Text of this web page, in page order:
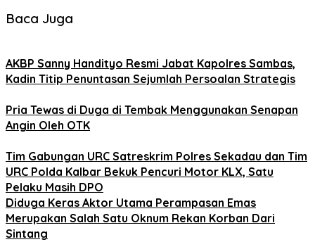
Baca Juga
AKBP Sanny Handityo Resmi Jabat Kapolres Sambas,
Kadin Titip Penuntasan Sejumlah Persoalan Strategis
Pria Tewas di Duga di Tembak Menggunakan Senapan
Angin Oleh OTK
Tim Gabungan URC Satreskrim Polres Sekadau dan Tim
URC Polda Kalbar Bekuk Pencuri Motor KLX, Satu
Pelaku Masih DPO
Diduga Keras Aktor Utama Perampasan Emas
Merupakan Salah Satu Oknum Rekan Korban Dari
Sintang